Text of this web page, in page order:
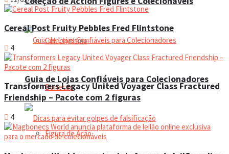
Colecionismo
Bonecas
Figura de Ação
Guia de Lojas Confiáveis para Colecionadores
Cereal Post Fruity Pebbles Fred Flintstone
4
Transformers Legacy United Voyager Class Fractured
Friendship – Pacote com 2 figuras
4